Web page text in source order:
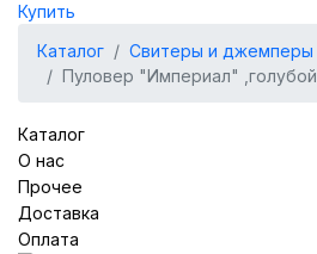
Купить
Каталог
Свитеры и джемперы
Пуловер "Империал" ,голубой
Каталог
О нас
Прочее
Доставка
Оплата